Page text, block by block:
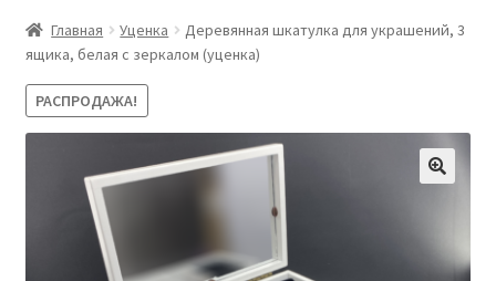
Главная Уценка
Деревянная шкатулка для украшений, 3
ящика, белая с зеркалом (уценка)
РАСПРОДАЖА!